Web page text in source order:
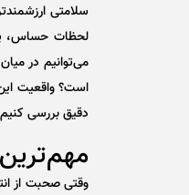
سلامتی
لحظات حساس،
می‌توانیم در
است؟ واقعیت
دقیق بررسی
وقتی صحبت از